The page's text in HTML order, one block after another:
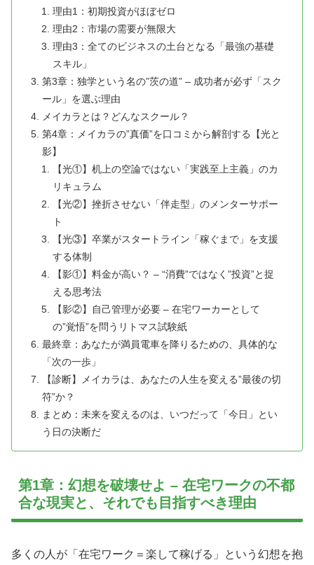
理由1：初期投資がほぼゼロ
理由2：市場の需要が無限大
理由3：全てのビジネスの土台となる「最強の基礎
スキル」
第3章：独学という名の”茨の道” – 成功者が必ず「スク
ール」を選ぶ理由
メイカラとは？どんなスクール？
第4章：メイカラの”真価”を口コミから解剖する【光と
影】
【光①】机上の空論ではない「実践至上主義」のカ
リキュラム
【光②】挫折させない「伴走型」のメンターサポー
ト
【光③】卒業がスタートライン「稼ぐまで」を支援
する体制
【影①】料金が高い？ – “消費”ではなく”投資”と捉
える思考法
【影②】自己管理が必要 – 在宅ワーカーとして
の”覚悟”を問うリトマス試験紙
最終章：あなたが満員電車を降りるための、具体的な
「次の一歩」
【診断】メイカラは、あなたの人生を変える”最後の切
符”か？
まとめ：未来を変えるのは、いつだって「今日」とい
う日の決断だ
第1章：幻想を破壊せよ – 在宅ワークの不都
合な現実と、それでも目指すべき理由
多くの人が「在宅ワーク＝楽して稼げる」という幻想を抱